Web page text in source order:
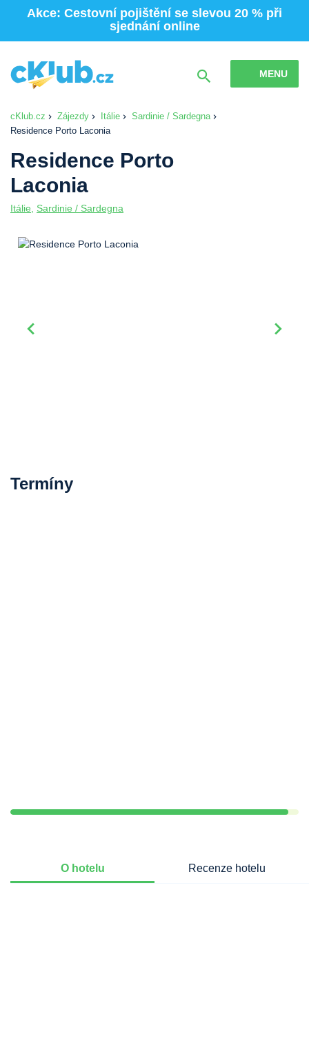
Akce: Cestovní pojištění se slevou 20 % při
sjednání online
MENU
cKlub.cz Zájezdy Itálie
Sardinie / Sardegna
Residence Porto Laconia
Residence Porto
Laconia
Itálie Sardinie / Sardegna
Termíny
O hotelu Recenze hotelu